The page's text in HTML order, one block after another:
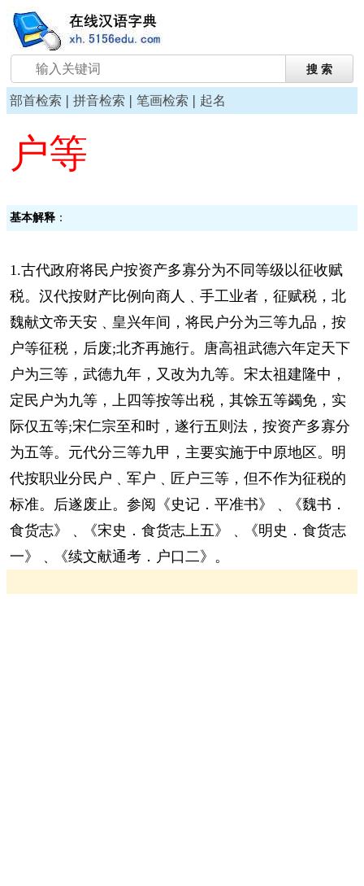
部首检索 | 拼音检索 | 笔画检索 | 起名
户等
基本解释 ：
1.古代政府将民户按资产多寡分为不同等级以征收赋
税。汉代按财产比例向商人﹑手工业者，征赋税，北
魏献文帝天安﹑皇兴年间，将民户分为三等九品，按
户等征税，后废;北齐再施行。唐高祖武德六年定天下
户为三等，武德九年，又改为九等。宋太祖建隆中，
定民户为九等，上四等按等出税，其馀五等蠲免，实
际仅五等;宋仁宗至和时，遂行五则法，按资产多寡分
为五等。元代分三等九甲，主要实施于中原地区。明
代按职业分民户﹑军户﹑匠户三等，但不作为征税的
标准。后遂废止。参阅《史记．平准书》﹑《魏书．
食货志》﹑《宋史．食货志上五》﹑《明史．食货志
一》﹑《续文献通考．户口二》。